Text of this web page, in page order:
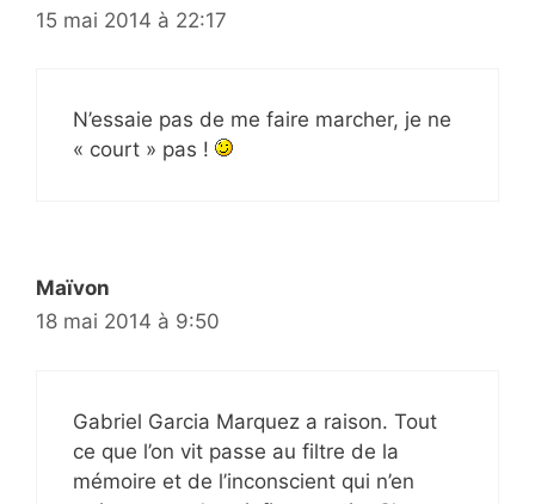
15 mai 2014 à 22:17
N’essaie pas de me faire marcher, je ne
« court » pas !
Maïvon
18 mai 2014 à 9:50
Gabriel Garcia Marquez a raison. Tout
ce que l’on vit passe au filtre de la
mémoire et de l’inconscient qui n’en